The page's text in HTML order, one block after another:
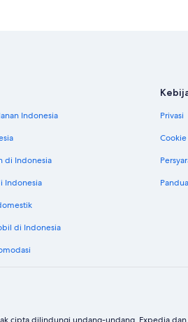
Indonesia
di Indonesia
Indonesia
di Indonesia
Privasi
Cookie